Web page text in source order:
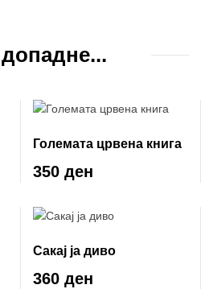
Големата црвена книга
350 ден
Сакај ја диво
360 ден